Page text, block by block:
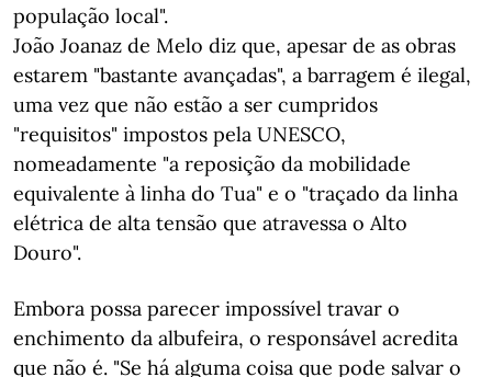
população local".
João Joanaz de Melo diz que, apesar de as obras
estarem "bastante avançadas", a barragem é ilegal,
uma vez que não estão a ser cumpridos
"requisitos" impostos pela UNESCO,
nomeadamente "a reposição da mobilidade
equivalente à linha do Tua" e o "traçado da linha
elétrica de alta tensão que atravessa o Alto
Douro".
Embora possa parecer impossível travar o
enchimento da albufeira, o responsável acredita
que não é. "Se há alguma coisa que pode salvar o